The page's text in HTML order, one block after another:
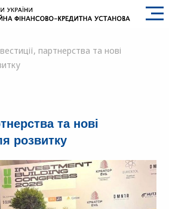
SFII
партнерства та нові
та нові
розвитку